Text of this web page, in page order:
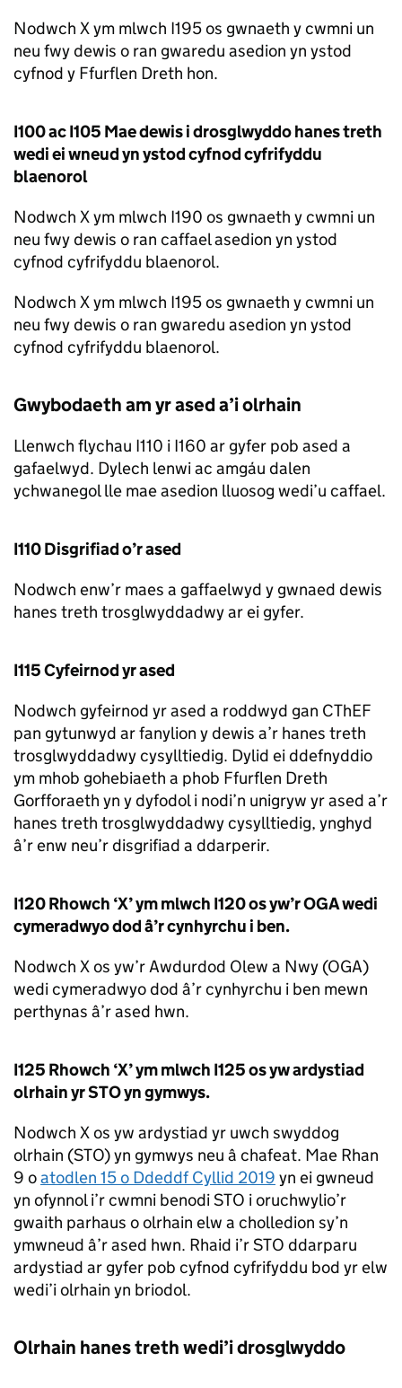
Nodwch X ym mlwch I195 os gwnaeth y cwmni un
neu fwy dewis o ran gwaredu asedion yn ystod
cyfnod y Ffurflen Dreth hon.
I100 ac I105 Mae dewis i drosglwyddo hanes treth
wedi ei wneud yn ystod cyfnod cyfrifyddu
blaenorol
Nodwch X ym mlwch I190 os gwnaeth y cwmni un
neu fwy dewis o ran caffael asedion yn ystod
cyfnod cyfrifyddu blaenorol.
Nodwch X ym mlwch I195 os gwnaeth y cwmni un
neu fwy dewis o ran gwaredu asedion yn ystod
cyfnod cyfrifyddu blaenorol.
Gwybodaeth am yr ased a’i olrhain
Llenwch flychau I110 i I160 ar gyfer pob ased a
gafaelwyd. Dylech lenwi ac amgáu dalen
ychwanegol lle mae asedion lluosog wedi’u caffael.
I110 Disgrifiad o’r ased
Nodwch enw’r maes a gaffaelwyd y gwnaed dewis
hanes treth trosglwyddadwy ar ei gyfer.
I115 Cyfeirnod yr ased
Nodwch gyfeirnod yr ased a roddwyd gan CThEF
pan gytunwyd ar fanylion y dewis a’r hanes treth
trosglwyddadwy cysylltiedig. Dylid ei ddefnyddio
ym mhob gohebiaeth a phob Ffurflen Dreth
Gorfforaeth yn y dyfodol i nodi’n unigryw yr ased a’r
hanes treth trosglwyddadwy cysylltiedig, ynghyd
â’r enw neu’r disgrifiad a ddarperir.
I120 Rhowch ‘X’ ym mlwch I120 os yw’rOGAwedi
cymeradwyo dod â’r cynhyrchu i ben.
Nodwch X os yw’r Awdurdod Olew a Nwy (OGA)
wedi cymeradwyo dod â’r cynhyrchu i ben mewn
perthynas â’r ased hwn.
I125 Rhowch ‘X’ ym mlwch I125 os yw ardystiad
olrhain yrSTOyn gymwys.
Nodwch X os yw ardystiad yr uwch swyddog
olrhain (STO) yn gymwys neu â chafeat. Mae Rhan
9 oatodlen 15 o Ddeddf Cyllid 2019 yn ei gwneud
yn ofynnol i’r cwmni benodiSTO i oruchwylio’r
gwaith parhaus o olrhain elw a cholledion sy’n
ymwneud â’r ased hwn. Rhaid i’rSTO ddarparu
ardystiad ar gyfer pob cyfnod cyfrifyddu bod yr elw
wedi’i olrhain yn briodol.
Olrhain hanes treth wedi’i drosglwyddo